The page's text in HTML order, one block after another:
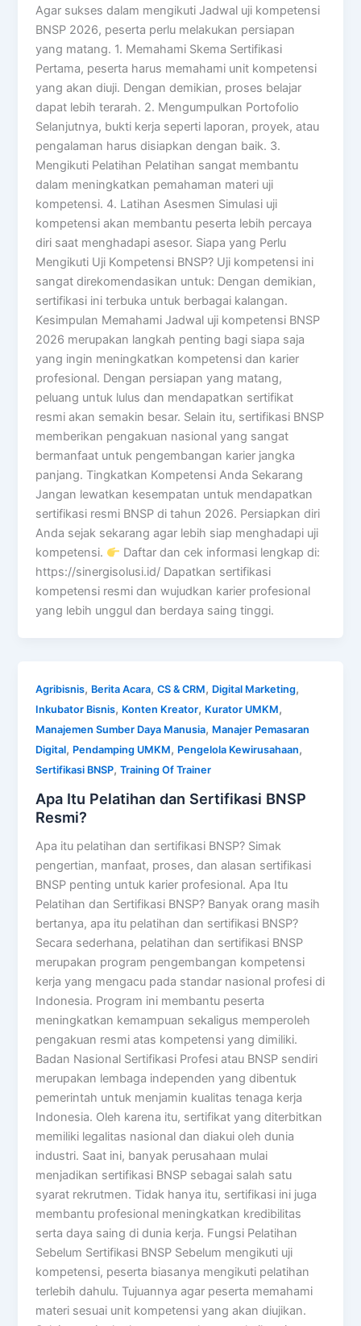
Agar sukses dalam mengikuti Jadwal uji kompetensi
BNSP 2026, peserta perlu melakukan persiapan
yang matang. 1. Memahami Skema Sertifikasi
Pertama, peserta harus memahami unit kompetensi
yang akan diuji. Dengan demikian, proses belajar
dapat lebih terarah. 2. Mengumpulkan Portofolio
Selanjutnya, bukti kerja seperti laporan, proyek, atau
pengalaman harus disiapkan dengan baik. 3.
Mengikuti Pelatihan Pelatihan sangat membantu
dalam meningkatkan pemahaman materi uji
kompetensi. 4. Latihan Asesmen Simulasi uji
kompetensi akan membantu peserta lebih percaya
diri saat menghadapi asesor. Siapa yang Perlu
Mengikuti Uji Kompetensi BNSP? Uji kompetensi ini
sangat direkomendasikan untuk: Dengan demikian,
sertifikasi ini terbuka untuk berbagai kalangan.
Kesimpulan Memahami Jadwal uji kompetensi BNSP
2026 merupakan langkah penting bagi siapa saja
yang ingin meningkatkan kompetensi dan karier
profesional. Dengan persiapan yang matang,
peluang untuk lulus dan mendapatkan sertifikat
resmi akan semakin besar. Selain itu, sertifikasi BNSP
memberikan pengakuan nasional yang sangat
bermanfaat untuk pengembangan karier jangka
panjang. Tingkatkan Kompetensi Anda Sekarang
Jangan lewatkan kesempatan untuk mendapatkan
sertifikasi resmi BNSP di tahun 2026. Persiapkan diri
Anda sejak sekarang agar lebih siap menghadapi uji
kompetensi.
Daftar dan cek informasi lengkap di:
https://sinergisolusi.id/ Dapatkan sertifikasi
kompetensi resmi dan wujudkan karier profesional
yang lebih unggul dan berdaya saing tinggi.
Agribisnis, Berita Acara,CS & CRM, Digital Marketing,
Inkubator Bisnis, Konten Kreator, Kurator UMKM,
Manajemen Sumber Daya Manusia, Manajer Pemasaran
Digital, Pendamping UMKM, Pengelola Kewirusahaan,
Sertifikasi BNSP,Training Of Trainer
Apa Itu Pelatihan dan Sertifikasi BNSP
Resmi?
Apa itu pelatihan dan sertifikasi BNSP? Simak
pengertian, manfaat, proses, dan alasan sertifikasi
BNSP penting untuk karier profesional. Apa Itu
Pelatihan dan Sertifikasi BNSP? Banyak orang masih
bertanya, apa itu pelatihan dan sertifikasi BNSP?
Secara sederhana, pelatihan dan sertifikasi BNSP
merupakan program pengembangan kompetensi
kerja yang mengacu pada standar nasional profesi di
Indonesia. Program ini membantu peserta
meningkatkan kemampuan sekaligus memperoleh
pengakuan resmi atas kompetensi yang dimiliki.
Badan Nasional Sertifikasi Profesi atau BNSP sendiri
merupakan lembaga independen yang dibentuk
pemerintah untuk menjamin kualitas tenaga kerja
Indonesia. Oleh karena itu, sertifikat yang diterbitkan
memiliki legalitas nasional dan diakui oleh dunia
industri. Saat ini, banyak perusahaan mulai
menjadikan sertifikasi BNSP sebagai salah satu
syarat rekrutmen. Tidak hanya itu, sertifikasi ini juga
membantu profesional meningkatkan kredibilitas
serta daya saing di dunia kerja. Fungsi Pelatihan
Sebelum Sertifikasi BNSP Sebelum mengikuti uji
kompetensi, peserta biasanya mengikuti pelatihan
terlebih dahulu. Tujuannya agar peserta memahami
materi sesuai unit kompetensi yang akan diujikan.